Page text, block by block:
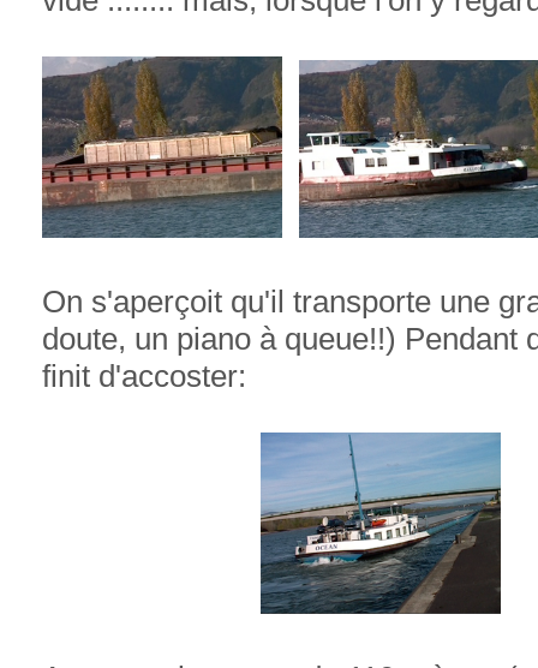
On s'aperçoit qu'il transporte une
doute, un piano à queue!!) Pendant
finit d'accoster: